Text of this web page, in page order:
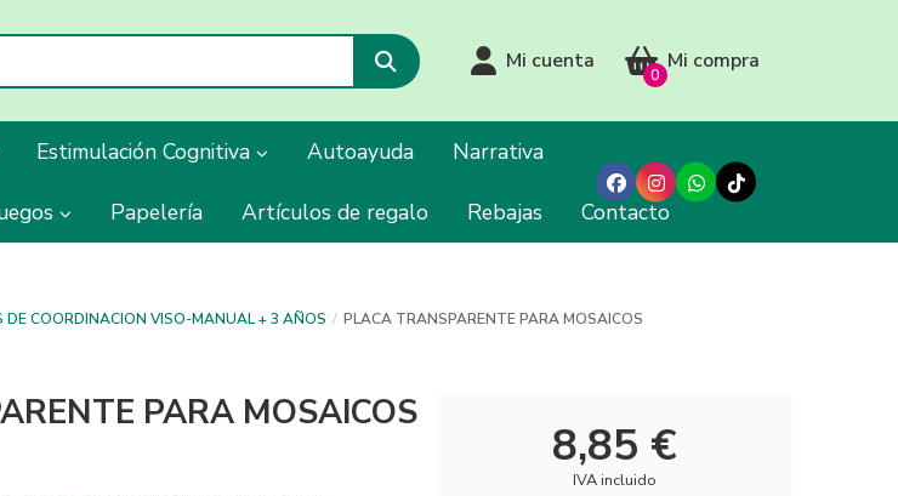
Mi cuenta Mi compra
0
Estimulación Cognitiva Autoayuda Narrativa
Papelería Artículos de regalo Rebajas Contacto
DE COORDINACION VISO-MANUAL + 3 AÑOS PLACA TRANSPARENTE PARA MOSAICOS
PARA MOSAICOS
8,85 €
IVA incluido